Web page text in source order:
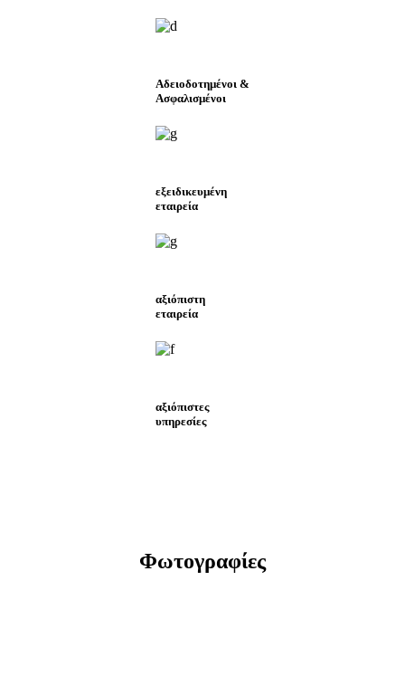
Αδειοδοτημένοι &
Ασφαλισμένοι
εξειδικευμένη
εταιρεία
αξιόπιστη
εταιρεία
αξιόπιστες
υπηρεσίες
Φωτογραφίες